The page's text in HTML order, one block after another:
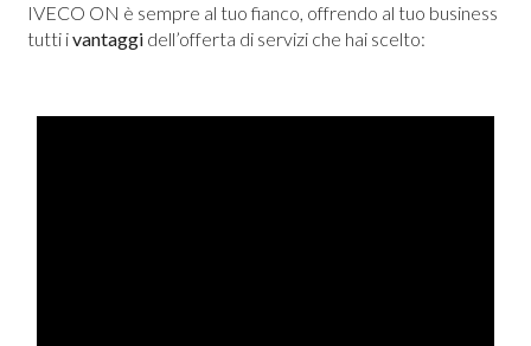
IVECO ON è sempre al tuo fianco, offrendo al tuo business
tutti ivantaggi dell’offerta di servizi che hai scelto: